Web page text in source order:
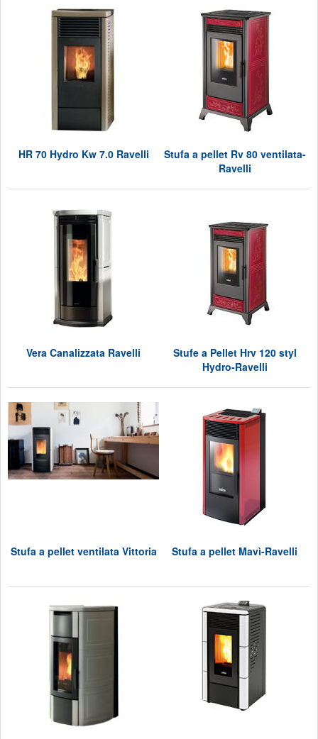
HR 70 Hydro Kw 7.0 Ravelli
Stufa a pellet Rv 80 ventilata-
Ravelli
Vera Canalizzata Ravelli
Stufe a Pellet Hrv 120 styl
Hydro-Ravelli
Stufa a pellet ventilata Vittoria Stufa a pellet Mavì-Ravelli